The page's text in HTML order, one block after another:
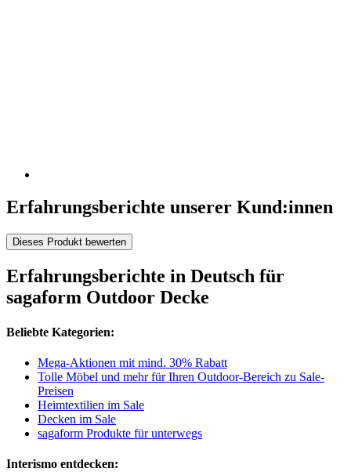
Erfahrungsberichte unserer Kund:innen
Dieses Produkt bewerten
Erfahrungsberichte in Deutsch für
sagaform Outdoor Decke
Beliebte Kategorien:
Mega-Aktionen mit mind. 30% Rabatt
Tolle Möbel und mehr für Ihren Outdoor-Bereich zu Sale-
Preisen
Heimtextilien im Sale
Decken im Sale
sagaform Produkte für unterwegs
Interismo entdecken: